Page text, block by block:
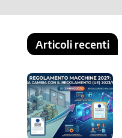
Articoli recenti